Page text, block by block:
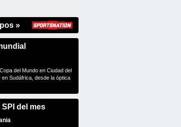
»
del Mundo en Ciudad del
Sudáfrica, desde la óptica
del mes